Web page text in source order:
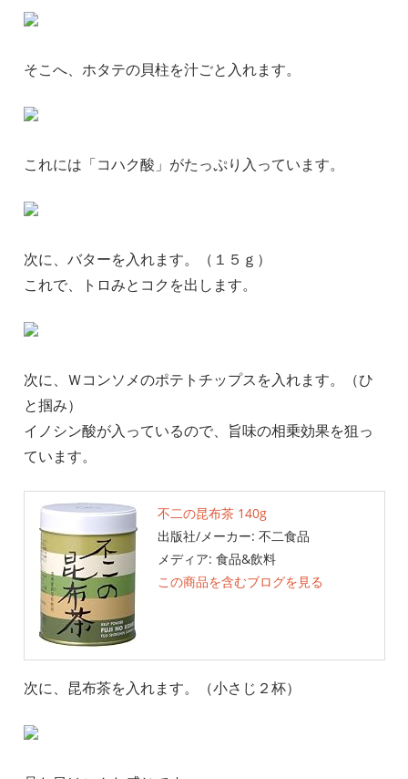
そこへ、ホタテの貝柱を汁ごと入れます。
これには「コハク酸」がたっぷり入っています。
次に、バターを入れます。（１５ｇ）
これで、トロみとコクを出します。
次に、Ｗコンソメのポテトチップスを入れます。（ひ
と掴み）
イノシン酸が入っているので、旨味の相乗効果を狙っ
ています。
不二の昆布茶 140g
出版社/メーカー: 不二食品
メディア: 食品&飲料
この商品を含むブログを見る
次に、昆布茶を入れます。（小さじ２杯）